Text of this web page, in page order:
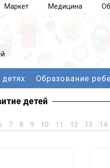
Маркет Медицина
Образование
детей
7 8 9 10 11 12 13 14